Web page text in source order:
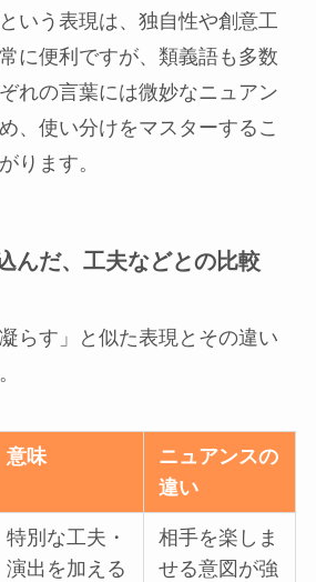
いう表現は、独自性や創意工
に便利ですが、類義語も多数
れの言葉には微妙なニュアン
、使い分けをマスターするこ
ります。
んだ、工夫などとの比較
らす」と似た表現とその違い
意味
ニュアンスの
違い
特別な工夫・
演出を加える
相手を楽しま
せる意図が強